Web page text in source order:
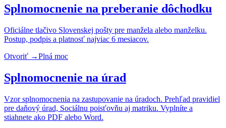
Splnomocnenie na preberanie dôchodku
Oficiálne tlačivo Slovenskej pošty pre manžela alebo manželku.
Postup, podpis a platnosť najviac 6 mesiacov.
Otvoriť →Plná moc
Splnomocnenie na úrad
Vzor splnomocnenia na zastupovanie na úradoch. Prehľad pravidiel
pre daňový úrad, Sociálnu poisťovňu aj matriku. Vyplníte a
stiahnete ako PDF alebo Word.